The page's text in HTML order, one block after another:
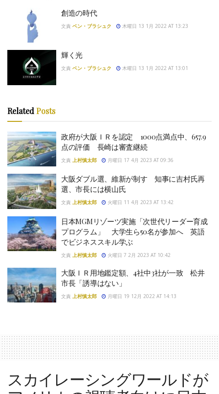
創造の時代
文責 ベン・ブラシュク 木曜日 13 1月 2022 AT 13:23
輝く光
文責 ベン・ブラシュク 木曜日 13 1月 2022 AT 13:01
Related Posts
政府が大阪ＩＲを認定 1000点満点中、657.9
点の評価 長崎は審査継続
文責 上村慎太郎 月曜日 17 4月 2023 AT 09:36
大阪ダブル選、維新が制す 知事に吉村氏再
選、市長には横山氏
文責 上村慎太郎 火曜日 11 4月 2023 AT 13:42
日本MGMリゾーツ実施「次世代リーダー育成
プログラム」 大学生ら50名が参加へ 英語
でビジネススキル学ぶ
文責 上村慎太郎 火曜日 7 2月 2023 AT 10:42
大阪ＩＲ用地鑑定額、4社中3社が一致 松井
市長「誘導はない」
文責 上村慎太郎 月曜日 19 12月 2022 AT 14:13
スカイレーシングワールドが